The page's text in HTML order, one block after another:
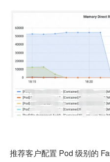
推荐客户配置 Pod 级别的